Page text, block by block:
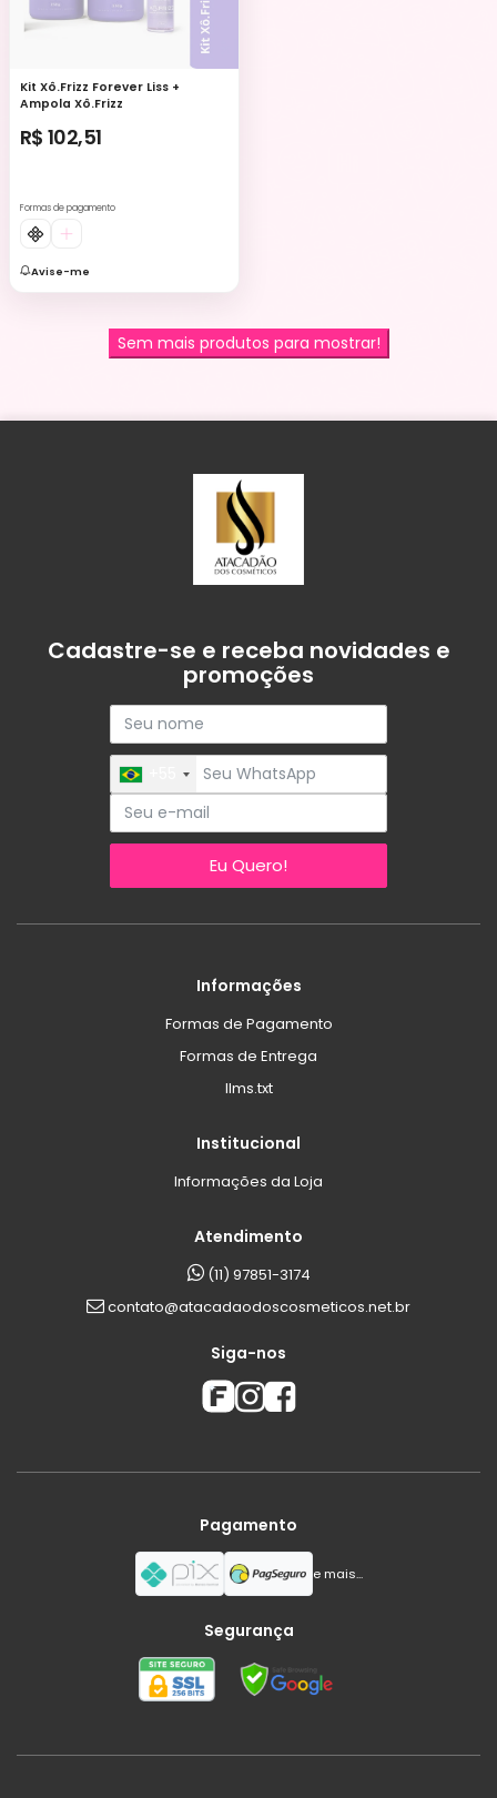
Kit Xô.Frizz Forever Liss +
Ampola Xô.Frizz
R$ 102,51
Formas de pagamento
Avise-me
Sem mais produtos para mostrar!
Cadastre-se e receba novidades e
promoções
Eu Quero!
Informações
Formas de Pagamento
Formas de Entrega
llms.txt
Institucional
Informações da Loja
Atendimento
(11) 97851-3174
contato@atacadaodoscosmeticos.net.br
Siga-nos
Pagamento
e mais...
Segurança